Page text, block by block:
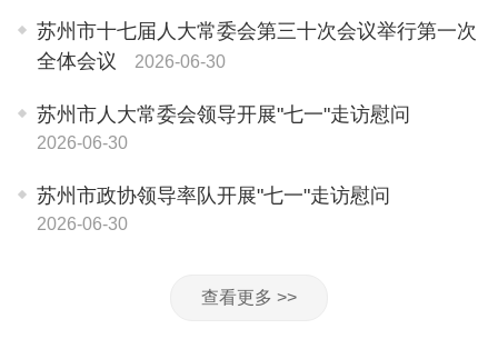
苏州市十七届人大常委会第三十次会议举行第一次
全体会议
2026-06-30
苏州市人大常委会领导开展"七一"走访慰问
2026-06-30
苏州市政协领导率队开展"七一"走访慰问
2026-06-30
查看更多 >>